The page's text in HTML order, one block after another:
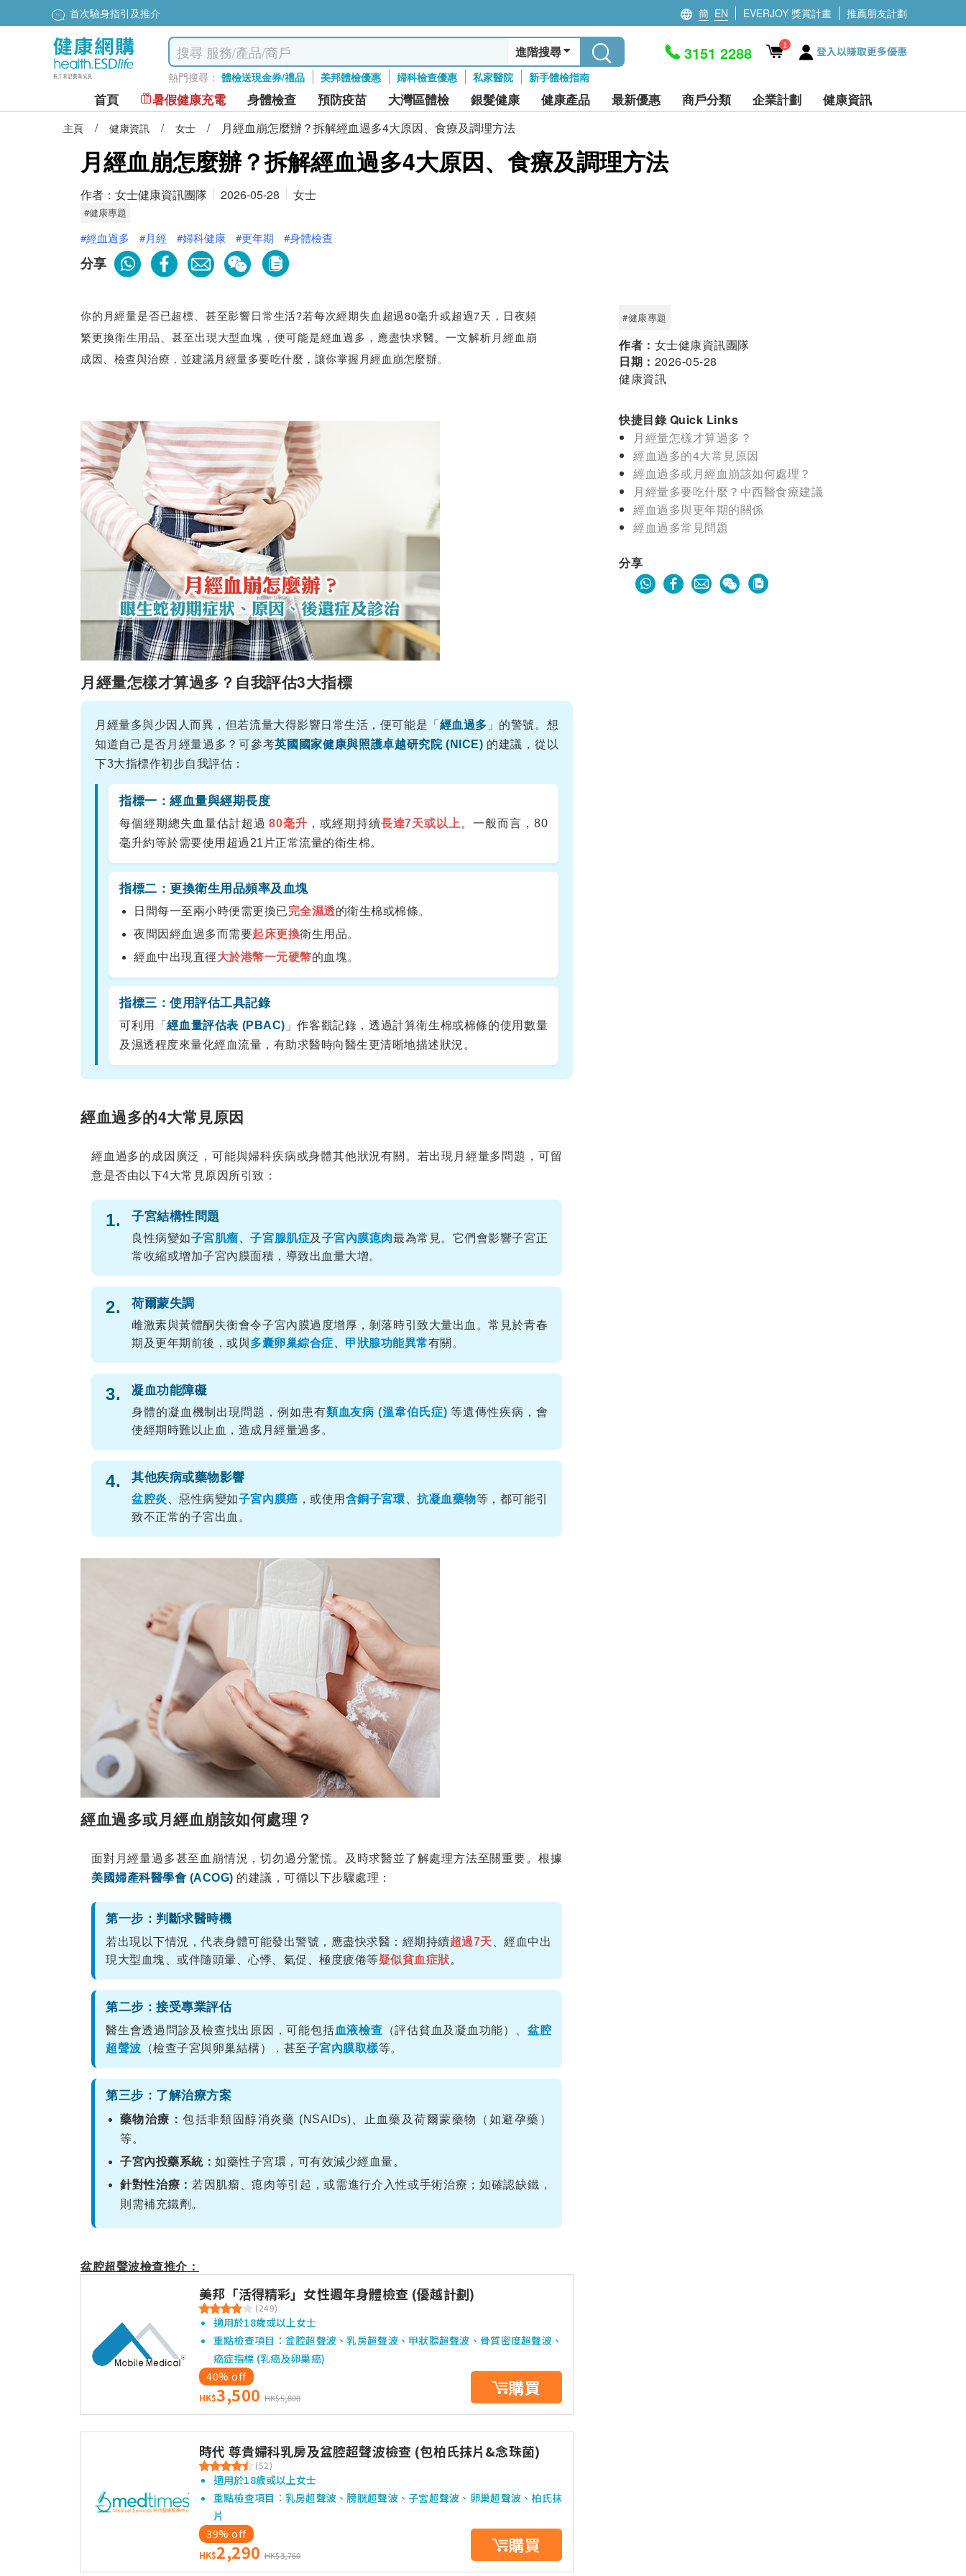
首次驗身指引及推介 簡 EN EVERJOY 獎賞計畫 推薦朋友計劃
進階搜尋
熱門搜尋： 體檢送現金券/禮品 美邦體檢優惠 婦科檢查優惠 私家醫院 新手體檢指南
3151 2288 1 登入以賺取更多優惠
首頁 暑假健康充電 身體檢查 預防疫苗 大灣區體檢 銀髮健康 健康產品 最新優惠 商戶分類 企業計劃 健康資訊
主頁 / 健康資訊 / 女士 / 月經血崩怎麼辦？拆解經血過多4大原因、食療及調理方法
月經血崩怎麼辦？拆解經血過多4大原因、食療及調理方法
作者： 女士健康資訊團隊 2026-05-28 女士
#健康專題
#經血過多 #月經 #婦科健康 #更年期 #身體檢查
分享
你的月經量是否已超標、甚至影響日常生活?若每次經期失血超過80毫升或超過7天，日夜頻
繁更換衛生用品、甚至出現大型血塊，便可能是經血過多，應盡快求醫。一文解析月經血崩
成因、檢查與治療，並建議月經量多要吃什麼，讓你掌握月經血崩怎麼辦。
#健康專題
作者： 女士健康資訊團隊
日期： 2026-05-28
健康資訊
快捷目錄 Quick Links
月經量怎樣才算過多？
經血過多的4大常見原因
經血過多或月經血崩該如何處理？
月經量多要吃什麼？中西醫食療建議
經血過多與更年期的關係
經血過多常見問題
分享
月經量怎樣才算過多？自我評估3大指標
月經量多與少因人而異，但若流量大得影響日常生活，便可能是「 經血過多 」的警號。想
知道自己是否月經量過多？可參考英國國家健康與照護卓越研究院 (NICE) 的建議，從以
下3大指標作初步自我評估：
指標一：經血量與經期長度
每個經期總失血量估計超過80毫升 ，或經期持續長達7天或以上 。一般而言，80
毫升約等於需要使用超過21片正常流量的衛生棉。
指標二：更換衛生用品頻率及血塊
日間每一至兩小時便需更換已完全濕透的衛生棉或棉條。
夜間因經血過多而需要起床更換衛生用品。
經血中出現直徑大於港幣一元硬幣的血塊。
指標三：使用評估工具記錄
可利用「經血量評估表 (PBAC) 」作客觀記錄，透過計算衛生棉或棉條的使用數量
及濕透程度來量化經血流量，有助求醫時向醫生更清晰地描述狀況。
經血過多的4大常見原因
經血過多的成因廣泛，可能與婦科疾病或身體其他狀況有關。若出現月經量多問題，可留
意是否由以下4大常見原因所引致：
1. 子宮結構性問題
良性病變如子宮肌瘤、子宮腺肌症及 子宮內膜瘜肉最為常見。它們會影響子宮正
常收縮或增加子宮內膜面積，導致出血量大增。
2. 荷爾蒙失調
雌激素與黃體酮失衡會令子宮內膜過度增厚，剝落時引致大量出血。常見於青春
期及更年期前後，或與多囊卵巢綜合症、甲狀腺功能異常有關。
3. 凝血功能障礙
身體的凝血機制出現問題，例如患有類血友病 (溫韋伯氏症) 等遺傳性疾病，會
使經期時難以止血，造成月經量過多。
4. 其他疾病或藥物影響
盆腔炎 、惡性病變如子宮內膜癌 ，或使用 含銅子宮環、抗凝血藥物等，都可能引
致不正常的子宮出血。
經血過多或月經血崩該如何處理？
面對月經量過多甚至血崩情況，切勿過分驚慌。及時求醫並了解處理方法至關重要。根據
美國婦產科醫學會 (ACOG) 的建議，可循以下步驟處理：
第一步：判斷求醫時機
若出現以下情況，代表身體可能發出警號，應盡快求醫：經期持續超過7天 、經血中出
現大型血塊、或伴隨頭暈、心悸、氣促、極度疲倦等疑似貧血症狀。
第二步：接受專業評估
醫生會透過問診及檢查找出原因，可能包括血液檢查 （評估貧血及凝血功能）、 盆腔
超聲波 （檢查子宮與卵巢結構），甚至子宮內膜取樣等。
第三步：了解治療方案
藥物治療：包括非類固醇消炎藥 (NSAIDs)、止血藥及荷爾蒙藥物（如避孕藥）
等。
子宮內投藥系統： 如藥性子宮環，可有效減少經血量。
針對性治療： 若因肌瘤、瘜肉等引起，或需進行介入性或手術治療；如確認缺鐵，
則需補充鐵劑。
盆腔超聲波檢查推介：
美邦「活得精彩」女性週年身體檢查 (優越計劃)
(249)
適用於18歲或以上女士
重點檢查項目：盆腔超聲波、乳房超聲波、甲狀腺超聲波、骨質密度超聲波、
癌症指標 (乳癌及卵巢癌)
40% off
HK$3,500 HK$5,800 購買
時代 尊貴婦科乳房及盆腔超聲波檢查 (包柏氏抹片&念珠菌)
(52)
適用於18歲或以上女士
重點檢查項目：乳房超聲波、膀胱超聲波、子宮超聲波、卵巢超聲波、柏氏抹
片
39% off
HK$2,290 HK$3,760 購買